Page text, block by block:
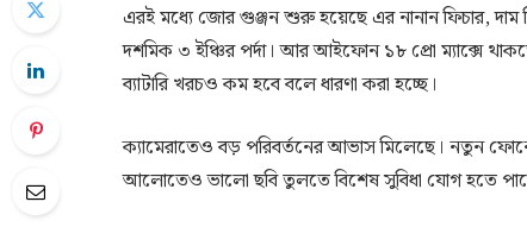
এরই মধ্যে জোর গুঞ্জন শুরু হয়েছে এর নানান ফিচার,
দশমিক ৩ ইঞ্চির পর্দা। আর আইফোন ১৮ প্রো ম্যাক্সে
ব্যাটারি খরচও কম হবে বলে ধারণা করা হচ্ছে।
ক্যামেরাতেও বড় পরিবর্তনের আভাস মিলেছে। নতুন
আলোতেও ভালো ছবি তুলতে বিশেষ সুবিধা যোগ হতে